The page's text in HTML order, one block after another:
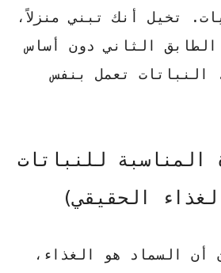
تخيل أنك تبني منزلاً،
الثاني دون أساس
النباتات تعمل بنفس
المناسبة للنباتات
الحقيقي)
أن السماد هو الغذاء،